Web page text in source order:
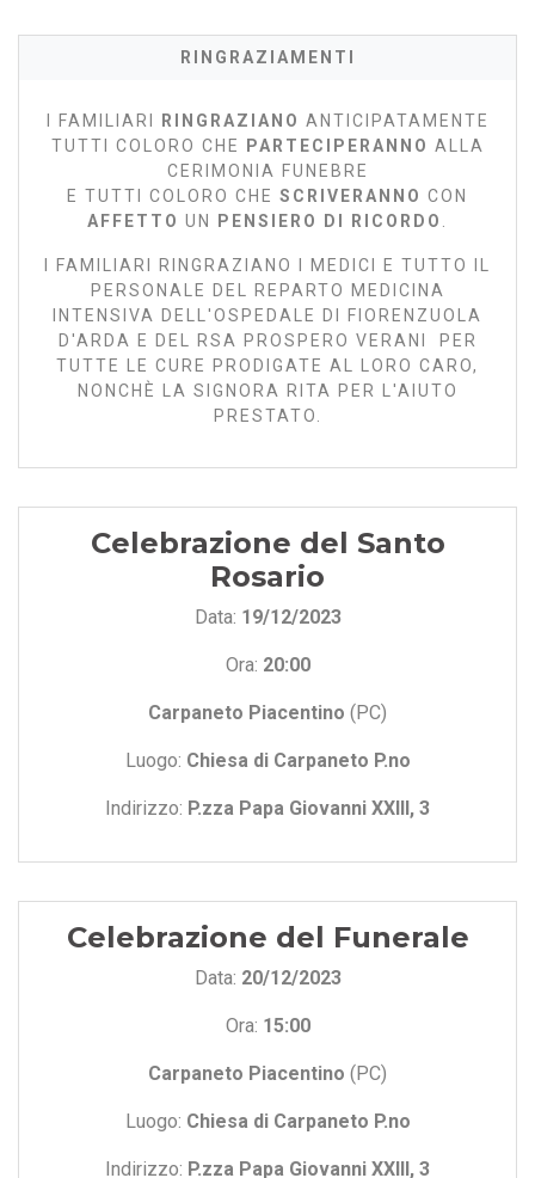
RINGRAZIAMENTI
I FAMILIARI RINGRAZIANO ANTICIPATAMENTE
TUTTI COLORO CHE
PARTECIPERANNO ALLA
CERIMONIA FUNEBRE
E TUTTI COLORO CHE SCRIVERANNO CON
AFFETTO UN PENSIERO DI RICORDO
I FAMILIARI RINGRAZIANO I MEDICI E TUTTO IL
PERSONALE DEL REPARTO MEDICINA
INTENSIVA DELL'OSPEDALE DI FIORENZUOLA
D'ARDA E DEL RSA PROSPERO VERANI PER
TUTTE LE CURE PRODIGATE AL LORO CARO,
NONCHÈ LA SIGNORA RITA PER L'AIUTO
PRESTATO.
Celebrazione del Santo
Rosario
Data: 19/12/2023
Ora: 20:00
Carpaneto Piacentino (PC)
Luogo: Chiesa di Carpaneto P.no
Indirizzo: P.zza Papa Giovanni XXIII, 3
Celebrazione del Funerale
Data: 20/12/2023
Ora: 15:00
Carpaneto Piacentino (PC)
Luogo: Chiesa di Carpaneto P.no
Indirizzo: P.zza Papa Giovanni XXIII, 3